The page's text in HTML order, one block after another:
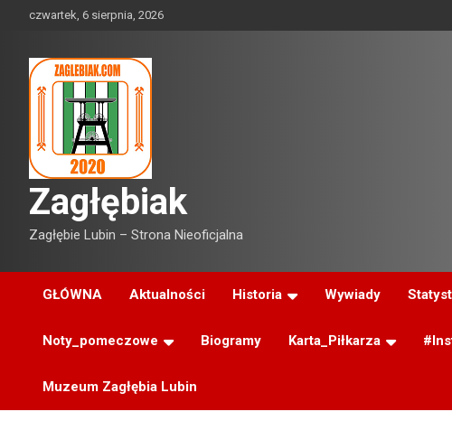
czwartek, 6 sierpnia, 2026
Zagłębiak
Zagłębie Lubin – Strona Nieoficjalna
GŁÓWNA Aktualności Historia Wywiady
Noty_pomeczowe Biogramy Karta_Piłkarza
Muzeum Zagłębia Lubin